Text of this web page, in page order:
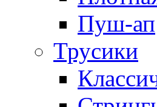
Пуш-ап
Трусики